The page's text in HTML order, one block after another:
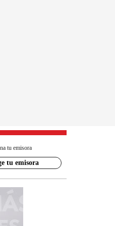
tu emisora
tu emisora